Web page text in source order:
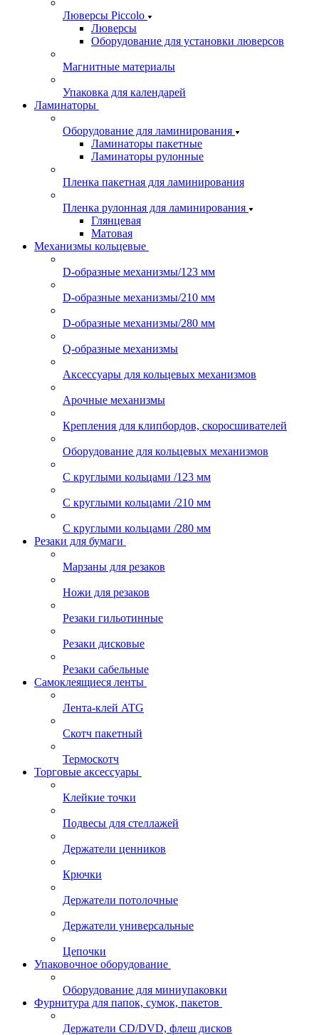
Люверсы Piccolo
Люверсы
Оборудование для установки люверсов
Магнитные материалы
Упаковка для календарей
Ламинаторы
Оборудование для ламинирования
Ламинаторы пакетные
Ламинаторы рулонные
Пленка пакетная для ламинирования
Пленка рулонная для ламинирования
Глянцевая
Матовая
Механизмы кольцевые
D-образные механизмы/123 мм
D-образные механизмы/210 мм
D-образные механизмы/280 мм
Q-образные механизмы
Аксессуары для кольцевых механизмов
Арочные механизмы
Крепления для клипбордов, скоросшивателей
Оборудование для кольцевых механизмов
С круглыми кольцами /123 мм
С круглыми кольцами /210 мм
С круглыми кольцами /280 мм
Резаки для бумаги
Марзаны для резаков
Ножи для резаков
Резаки гильотинные
Резаки дисковые
Резаки сабельные
Самоклеящиеся ленты
Лента-клей ATG
Скотч пакетный
Термоскотч
Торговые аксессуары
Клейкие точки
Подвесы для стеллажей
Держатели ценников
Крючки
Держатели потолочные
Держатели универсальные
Цепочки
Упаковочное оборудование
Оборудование для миниупаковки
Фурнитура для папок, сумок, пакетов
Держатели CD/DVD, флеш дисков